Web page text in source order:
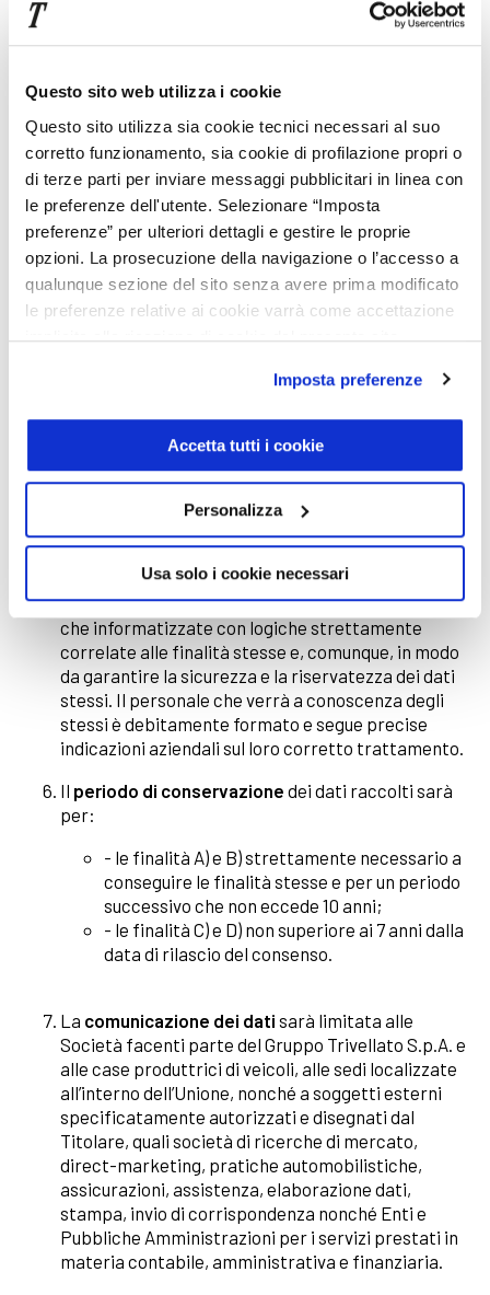
Questo sito web utilizza i cookie
Questo sito utilizza sia cookie tecnici necessari al suo
corretto funzionamento, sia cookie di profilazione propri o
di terze parti per inviare messaggi pubblicitari in linea con
le preferenze dell'utente. Selezionare “Imposta
preferenze” per ulteriori dettagli e gestire le proprie
opzioni. La prosecuzione della navigazione o l’accesso a
qualunque sezione del sito senza avere prima modificato
le preferenze relative ai cookie varrà come accettazione
implicita alla ricezione di cookie dal presente sito.
Imposta preferenze
Accetta tutti i cookie
Personalizza
Usa solo i cookie necessari
richieste dell’interessato nonché di
adempiere ad obblighi contrattuali con il
-Art. 6 comma 1, lett.a del Regolamento
Nel contesto del rapporto contrattuale in essere,
secondo l’art. 130 c. 4 D.Lgs. 196/03, rientra anche
l’invio senza necessità di consenso di materiale
promozionale da parte della sola Trivellato affine a
quanto acquistato dal Cliente e l’informazione circa
le attività del Titolare. Il consenso al conferimento
dei propri dati personali da parte dell’interessato
ha natura facoltativa, il mancato conferimento
avrà come unica conseguenza l’impossibilità per il
Titolare di perseguire la finalità stessa. Il
conferimento dei dati personali di natura
particolare, è facoltativo; tuttavia è necessario ed
richieste dell'interessato. Il mancato conferimento
di tali dati potrà, quindi, determinare l'impossibilità
per il Titolare di instaurare i rapporti contrattuali
Lemodalità di trattamentosaranno sia manuali
che informatizzate con logiche strettamente
correlate alle finalità stesse e, comunque, in modo
da garantire la sicurezza e la riservatezza dei dati
stessi. Il personale che verrà a conoscenza degli
stessi è debitamente formato e segue precise
indicazioni aziendali sul loro corretto trattamento.
Il periodo di conservazione dei dati raccolti sarà
per:
- le finalità A) e B) strettamente necessario a
conseguire le finalità stesse e per un periodo
successivo che non eccede 10 anni;
- le finalità C) e D) non superiore ai 7 anni dalla
data di rilascio del consenso.
La comunicazione dei dati sarà limitata alle
Società facenti parte del Gruppo Trivellato S.p.A. e
alle case produttrici di veicoli, alle sedi localizzate
all’interno dell’Unione, nonché a soggetti esterni
specificatamente autorizzati e disegnati dal
Titolare, quali società di ricerche di mercato,
direct-marketing, pratiche automobilistiche,
assicurazioni, assistenza, elaborazione dati,
stampa, invio di corrispondenza nonché Enti e
Pubbliche Amministrazioni per i servizi prestati in
materia contabile, amministrativa e finanziaria.